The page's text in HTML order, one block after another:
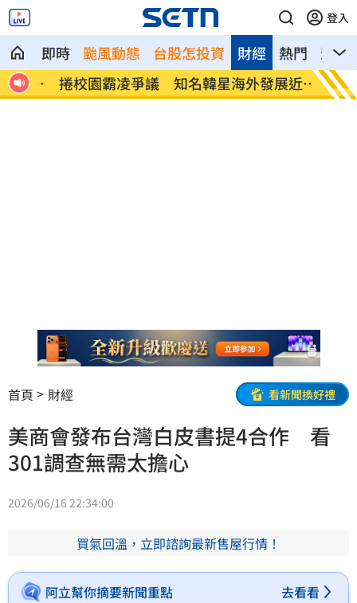
登入
即時 颱風動態 台股怎投資 熱門 影音
財經
離
捲校園霸凌爭議 知名韓星海外發展近況
曝
鄭麗
家」
首頁 財經 看新聞換好禮
美商會發布台灣白皮書提4合作 看
301調查無需太擔心
2026/06/16 22:34:00
買氣回溫，立即諮詢最新售屋行情！
阿立幫你摘要新聞重點 去看看